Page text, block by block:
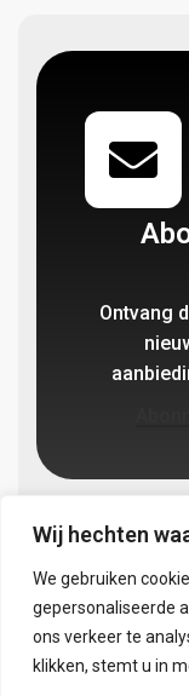
Wij hechten
We gebruiken
gepersonaliseerde
ons verkeer te
klikken, stemt u in
Ontvang